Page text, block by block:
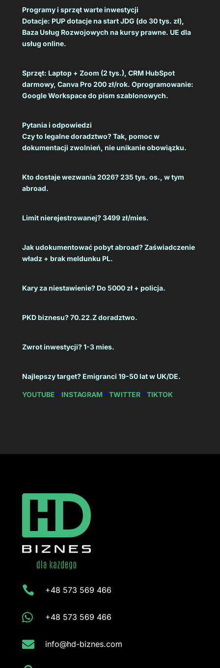
Programy i sprzęt warte inwestycji
Dotacje: PUP dotacje na start JDG (do 30 tys. zł),
Baza Usług Rozwojowych na kursy prawne. UE dla
usług online.
Sprzęt: Laptop + Zoom (2 tys.), CRM HubSpot
darmowy, Canva Pro 200 zł/rok. Oprogramowanie:
Google Workspace do pism szablonowych.
Pytania i odpowiedzi
Czy to legalne doradztwo? Tak, pomoc w
dokumentacji zwolnień, nie unikanie obowiązku.
Kto dostaje wezwania 2026? 235 tys. os., w tym
abroad.
Limit nierejestrowanej? 3499 zł/mies.
Jak udokumentować pobyt abroad? Zaświadczenie
władz + brak meldunku PL.
Kary za niestawienie? Do 5000 zł + policja.
PKD biznesu? 70.22.Z doradztwo.
Zwrot inwestycji? 1-3 mies.
Najlepszy target? Emigranci 19-50 lat w UK/DE.
YOUTUBE – INSTAGRAM –TWITTER–TIKTOK
 +48 573 569 466
 +48 573 569 466
 info@hd-biznes.com